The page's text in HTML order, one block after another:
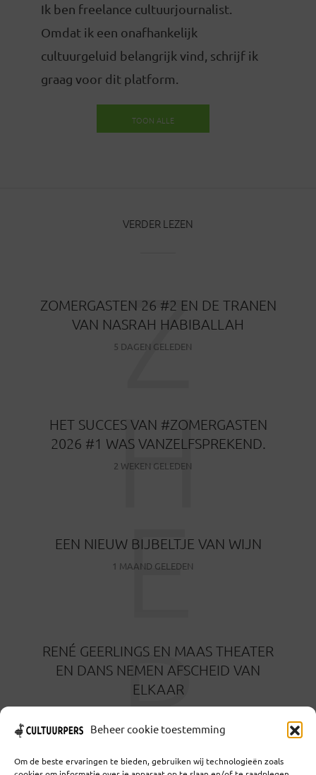
Beheer cookie toestemming
Om de beste ervaringen te bieden, gebruiken wij technologieën zoals
Ik ben freelance cultuurjournalist.
Omdat ik een onafhankelijk
cultuurgeluid belangrijk vind, schrijf ik
graag voor dit platform.
TOON ALLE
VERDER LEZEN
ZOMERGASTEN 26 #2 EN DE TRANEN
VAN NASRAH HABIBALLAH
5 DAGEN GELEDEN
Z
HET SUCCES VAN #ZOMERGASTEN
2026 #1 WAS VANZELFSPREKEND.
2 WEKEN GELEDEN
H
EEN NIEUW BIJBELTJE VAN WIJN
1 MAAND GELEDEN
E
RENÉ GEERLINGS EN MAAS THEATER
EN DANS NEMEN AFSCHEID VAN
ELKAAR
R